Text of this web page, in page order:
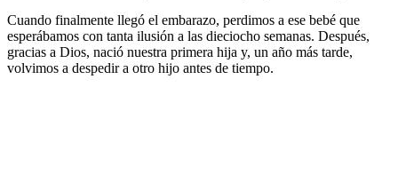
Cuando finalmente llegó el embarazo, perdimos a ese bebé que
esperábamos con tanta ilusión a las dieciocho semanas. Después,
gracias a Dios, nació nuestra primera hija y, un año más tarde,
volvimos a despedir a otro hijo antes de tiempo.